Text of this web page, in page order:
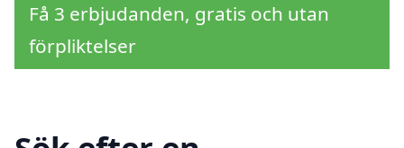
Få 3 erbjudanden, gratis och utan
förpliktelser